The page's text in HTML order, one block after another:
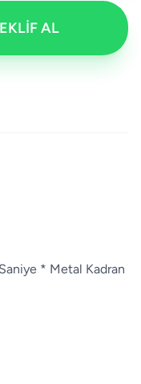
AL
* Metal Kadran